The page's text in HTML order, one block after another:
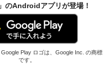
のAndroidアプリが登場！
Play ロゴは、Google Inc. の商標
です。